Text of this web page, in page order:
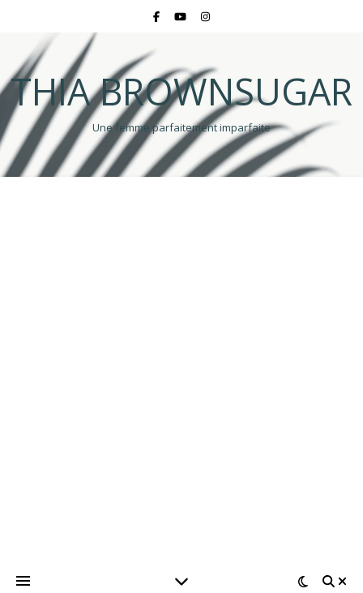
THIA BROWNSUGAR
Une femme parfaitement imparfaite